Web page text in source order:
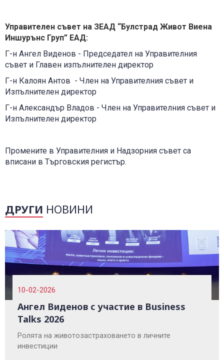
Управителен съвет на ЗЕАД “Булстрад Живот Виена
Иншурънс Груп” ЕАД:
Г-н Ангел Виденов - Председател на Управителния
съвет и Главен изпълнителен директор
Г-н Калоян Антов - Член на Управителния съвет и
Изпълнителен директор
Г-н Александър Владов - Член на Управителния съвет и
Изпълнителен директор
Промените в Управителния и Надзорния съвет са
вписани в Търговския регистър.
ДРУГИ НОВИНИ
10-02-2026
Ангел Виденов с участие в Business
Talks 2026
Ролята на животозастраховането в личните
инвестиции